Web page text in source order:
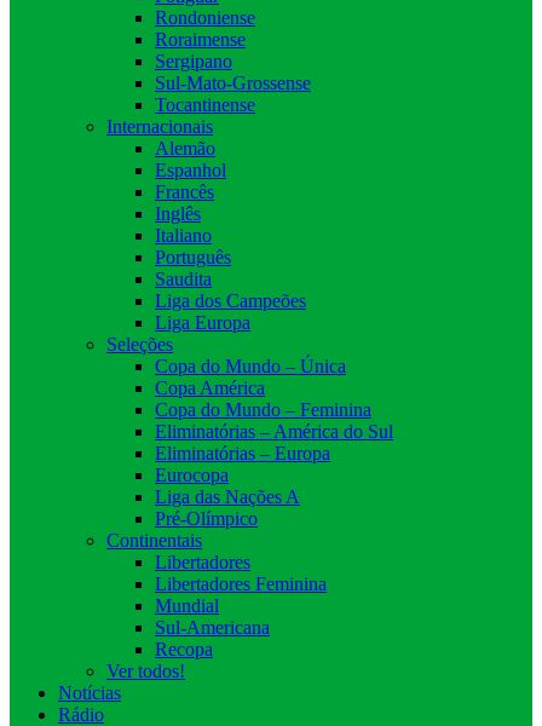
Rondoniense
Roraimense
Sergipano
Sul-Mato-Grossense
Tocantinense
Internacionais
Alemão
Espanhol
Francês
Inglês
Italiano
Português
Saudita
Liga dos Campeões
Liga Europa
Seleções
Copa do Mundo – Única
Copa América
Copa do Mundo – Feminina
Eliminatórias – América do Sul
Eliminatórias – Europa
Eurocopa
Liga das Nações A
Pré-Olímpico
Continentais
Libertadores
Libertadores Feminina
Mundial
Sul-Americana
Recopa
Ver todos!
Notícias
Rádio